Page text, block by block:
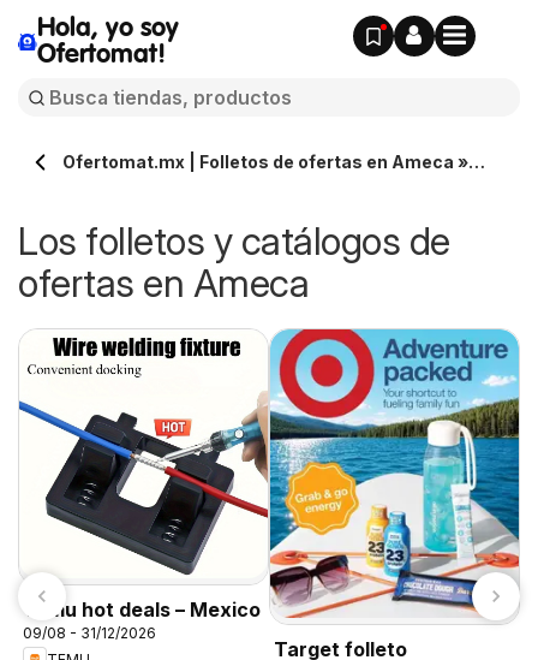
Hola, yo soy
Ofertomat!
Ofertomat.mx | Folletos de ofertas en Ameca »
Los folletos y catálogos de
ofertas en Ameca
Temu hot deals – Mexico
09/08 - 31/12/2026
Target folleto